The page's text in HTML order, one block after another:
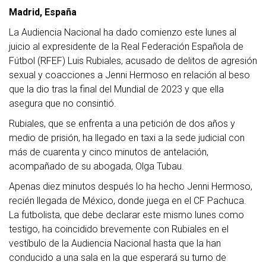
Madrid, España
La Audiencia Nacional ha dado comienzo este lunes al
juicio al expresidente de la Real Federación Española de
Fútbol (RFEF) Luis Rubiales, acusado de delitos de agresión
sexual y coacciones a Jenni Hermoso en relación al beso
que la dio tras la final del Mundial de 2023 y que ella
asegura que no consintió.
Rubiales, que se enfrenta a una petición de dos años y
medio de prisión, ha llegado en taxi a la sede judicial con
más de cuarenta y cinco minutos de antelación,
acompañado de su abogada, Olga Tubau.
Apenas diez minutos después lo ha hecho Jenni Hermoso,
recién llegada de México, donde juega en el CF Pachuca.
La futbolista, que debe declarar este mismo lunes como
testigo, ha coincidido brevemente con Rubiales en el
vestíbulo de la Audiencia Nacional hasta que la han
conducido a una sala en la que esperará su turno de